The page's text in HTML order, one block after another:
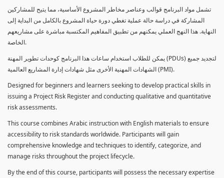
تشمل مواد البرنامج قوالب وعناصر مخاطر المشروع الأساسية، مما يتيح للمشاركين
المشاركة في دراسة حالة عملية تغطي دورة حياة المشروع بالكامل من البداية إلى
النهاية. هذا النهج العملي يمكنهم من تطبيق المفاهيم المكتسبة مباشرة على مشاريعهم
الخاصة.
يمكن للطلاب استخدام ساعات هذا البرنامج كوحدات تطوير المهنة (PDUs) لتجديد جميع
الشهادات المهنية الأخرى مثل شهادات إدارة المشاريع العالمية (PMI).
Designed for beginners and learners seeking to develop practical skills in
issuing a Project Risk Register and conducting qualitative and quantitative
risk assessments.
This course combines Arabic instruction with English materials to ensure
accessibility to risk standards worldwide. Participants will gain
comprehensive knowledge and techniques to identify, categorize, and
manage risks throughout the project lifecycle.
By the end of this course, participants will possess the necessary expertise